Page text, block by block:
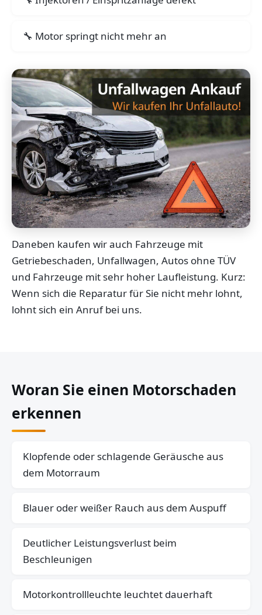
Motor springt nicht mehr an
Daneben kaufen wir auch Fahrzeuge mit
Getriebeschaden, Unfallwagen, Autos ohne TÜV
und Fahrzeuge mit sehr hoher Laufleistung. Kurz:
Wenn sich die Reparatur für Sie nicht mehr lohnt,
lohnt sich ein Anruf bei uns.
Woran Sie einen Motorschaden
erkennen
Klopfende oder schlagende Geräusche aus
dem Motorraum
Blauer oder weißer Rauch aus dem Auspuff
Deutlicher Leistungsverlust beim
Beschleunigen
Motorkontrollleuchte leuchtet dauerhaft